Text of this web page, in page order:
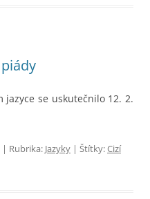
jazyce se uskutečnilo 12. 2.
| Rubrika: Jazyky | Štítky:Cizí